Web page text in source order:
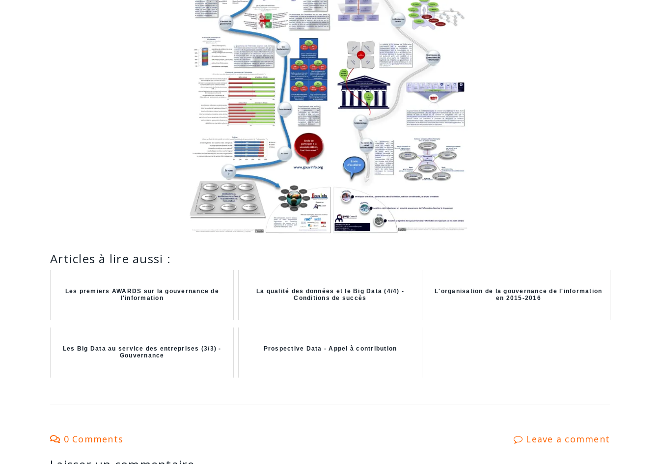
Articles à lire aussi :
Les premiers AWARDS sur la gouvernance de
l'information
La qualité des données et le Big Data (4/4) -
Conditions de succès
L'organisation de la gouvernance de l'information
en 2015-2016
Les Big Data au service des entreprises (3/3) -
Gouvernance
Prospective Data - Appel à contribution
0 Comments Leave a comment